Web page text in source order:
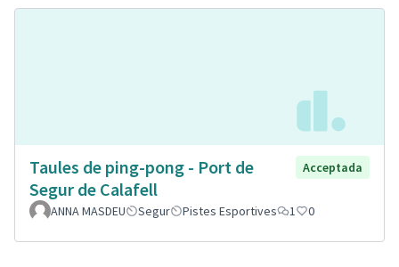
Taules de ping-pong - Port de
Segur de Calafell
Acceptada
ANNA MASDEU Segur Pistes Esportives 1 0